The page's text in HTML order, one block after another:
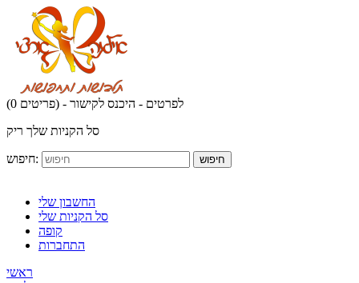
(0 פריטים) - לפרטים - היכנס לקישור
סל הקניות שלך ריק
חיפוש: חיפוש
החשבון שלי
סל הקניות שלי
קופה
התחברות
ראשי